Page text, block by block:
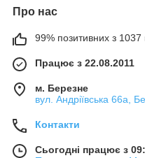
Про нас
99% позитивних з 1037
Працює з 22.08.2011
м. Березне
вул. Андріївська 66а,
Контакти
Сьогодні працює з